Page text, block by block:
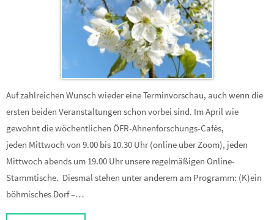
Auf zahlreichen Wunsch wieder eine Terminvorschau, auch wenn die
ersten beiden Veranstaltungen schon vorbei sind. Im April wie
gewohnt die wöchentlichen ÖFR-Ahnenforschungs-Cafés,
jeden Mittwoch von 9.00 bis 10.30 Uhr (online über Zoom), jeden
Mittwoch abends um 19.00 Uhr unsere regelmäßigen Online-
Stammtische. Diesmal stehen unter anderem am Programm: (K)ein
böhmisches Dorf –…